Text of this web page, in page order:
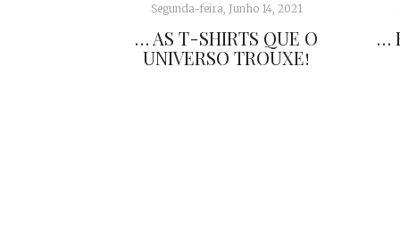
Segunda-feira, Junho 14, 2021
… AS T-SHIRTS QUE O
UNIVERSO TROUXE!
…